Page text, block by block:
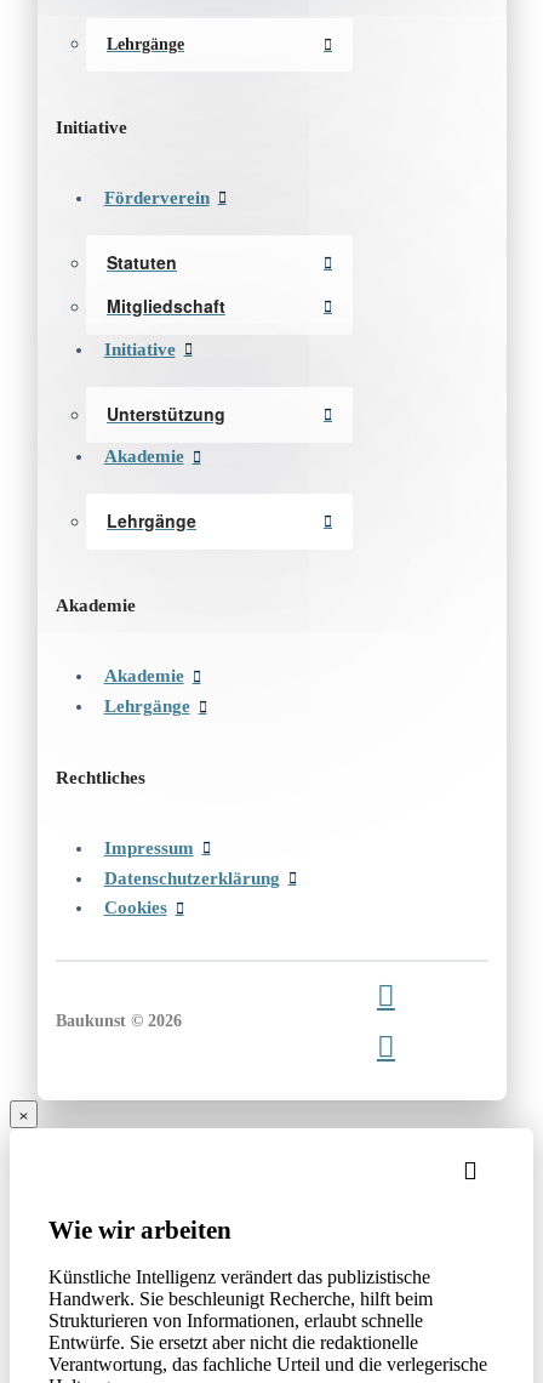
Lehrgänge
Initiative
Förderverein
Statuten
Mitgliedschaft
Initiative
Unterstützung
Akademie
Lehrgänge
Akademie
Akademie
Lehrgänge
Rechtliches
Impressum
Datenschutzerklärung
Cookies
Baukunst © 2026
Wie wir arbeiten
Künstliche Intelligenz verändert das publizistische
Handwerk. Sie beschleunigt Recherche, hilft beim
Strukturieren von Informationen, erlaubt schnelle
Entwürfe. Sie ersetzt aber nicht die redaktionelle
Verantwortung, das fachliche Urteil und die verlegerische